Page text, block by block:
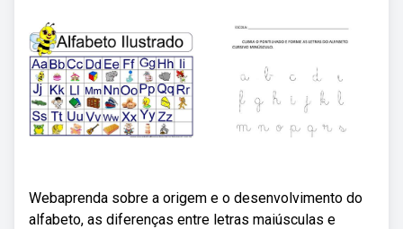
Webaprenda sobre a origem e o desenvolvimento do
alfabeto, as diferenças entre letras maiúsculas e